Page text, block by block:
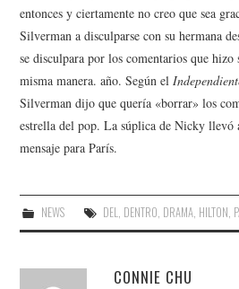
entonces y ciertamente no creo que sea
Silverman a disculparse con su hermana
se disculpara por los comentarios que
misma manera. año. Según el
Silverman dijo que quería «borrar» los
estrella del pop. La súplica de Nicky
mensaje para París.
NEWS DEL, DENTRO, DRAMA, HILTON,
CONNIE CHU